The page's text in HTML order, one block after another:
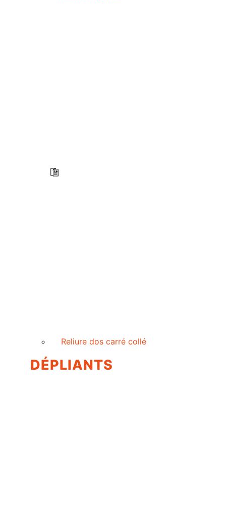
Reliure dos carré collé
DÉPLIANTS